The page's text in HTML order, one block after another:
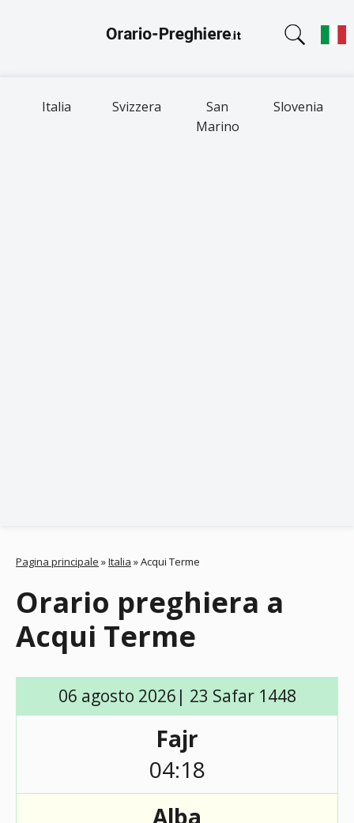
Italia Svizzera
San
Marino
Slovenia
Pagina principale »Italia »Acqui Terme
Orario preghiera a
Acqui Terme
06 agosto 2026| 23 Safar 1448
Fajr
04:18
Alba